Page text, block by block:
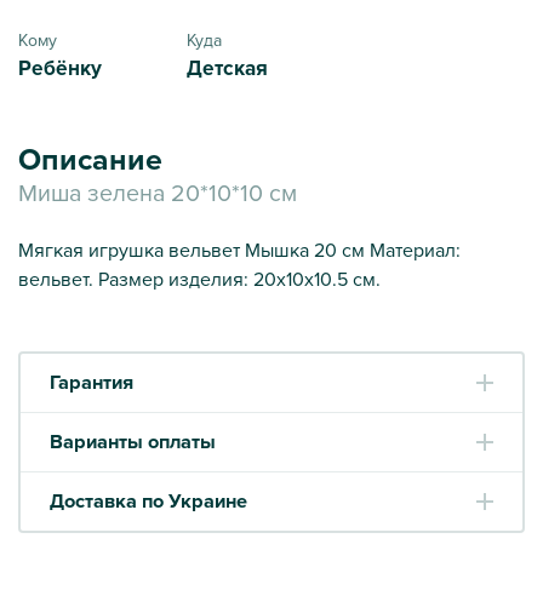
Кому
Ребёнку
Куда
Детская
Описание
Миша зелена 20*10*10 см
Мягкая игрушка вельвет Мышка 20 см Материал:
вельвет. Размер изделия: 20х10х10.5 см.
Гарантия
Варианты оплаты
Доставка по Украине